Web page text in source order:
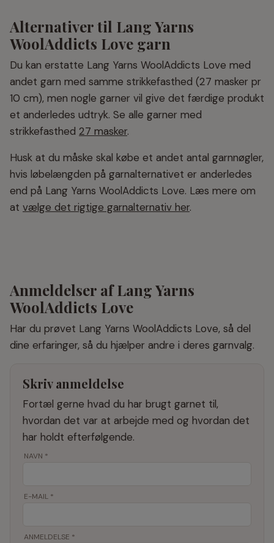
Alternativer til Lang Yarns
WoolAddicts Love garn
Du kan erstatte Lang Yarns WoolAddicts Love med
andet garn med samme strikkefasthed (27 masker pr
10 cm), men nogle garner vil give det færdige produkt
et anderledes udtryk. Se alle garner med
strikkefasthed 27 masker.
Husk at du måske skal købe et andet antal garnnøgler,
hvis løbelængden på garnalternativet er anderledes
end på Lang Yarns WoolAddicts Love. Læs mere om
at vælge det rigtige garnalternativ her.
Anmeldelser af Lang Yarns
WoolAddicts Love
Har du prøvet Lang Yarns WoolAddicts Love, så del
dine erfaringer, så du hjælper andre i deres garnvalg.
Skriv anmeldelse
Fortæl gerne hvad du har brugt garnet til,
hvordan det var at arbejde med og hvordan det
har holdt efterfølgende.
NAVN *
E-MAIL *
ANMELDELSE *